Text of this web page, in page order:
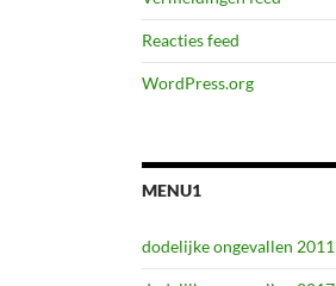
Reacties feed
WordPress.org
MENU1
dodelijke ongevallen 2011